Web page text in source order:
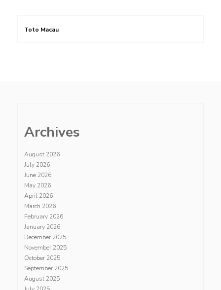
Toto Macau
Archives
August 2026
July 2026
June 2026
May 2026
April 2026
March 2026
February 2026
January 2026
December 2025
November 2025
October 2025
September 2025
August 2025